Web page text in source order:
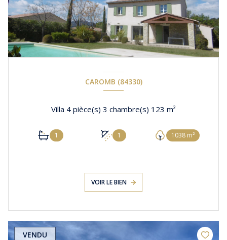
CAROMB (84330)
Villa 4 pièce(s) 3 chambre(s) 123 m²
1 1 1038 m²
VOIR LE BIEN
VENDU